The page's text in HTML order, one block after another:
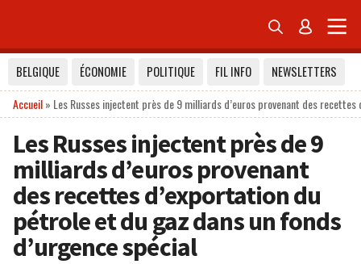
 
BELGIQUE ÉCONOMIE POLITIQUE FIL INFO
NEWSLETTERS
Accueil» Les Russes injectent près de 9 milliards d’euros provenant des
Les Russes injectent près de 9
milliards d’euros provenant
des recettes d’exportation du
pétrole et du gaz dans un fonds
d’urgence spécial